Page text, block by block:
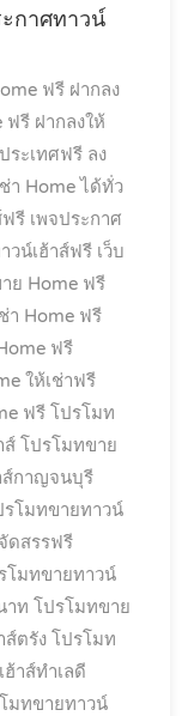
ะกาศทาวน์
ฟรี ฝากลง
ฟรี ฝากลงให้
ระเทศฟรี ลง
ช่า Home ได้ทั่ว
ฟรี เพจประกาศ
วน์เฮ้าส์ฟรี เว็บ
ย Home ฟรี
า Home ฟรี
ฟรี
ให้เช่าฟรี
ฟรี โปรโมท
ส์ โปรโมทขาย
ส์กาญจนบุรี
รโมทขายทาวน์
ดสรรฟรี
โมทขายทาวน์
าท โปรโมทขาย
ส์ตรัง โปรโมท
าส์ทำเลดี
มทขายทาวน์